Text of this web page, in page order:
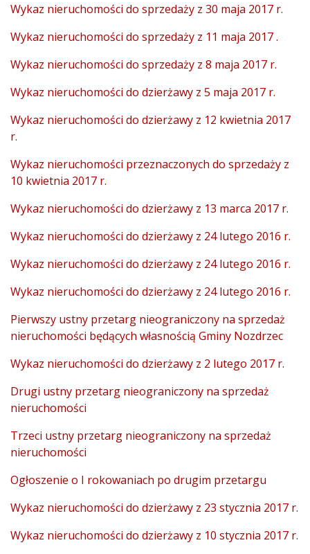
Wykaz nieruchomości do sprzedaży z 30 maja 2017 r.
Wykaz nieruchomości do sprzedaży z 11 maja 2017 .
Wykaz nieruchomości do sprzedaży z 8 maja 2017 r.
Wykaz nieruchomości do dzierżawy z 5 maja 2017 r.
Wykaz nieruchomości do dzierżawy z 12 kwietnia 2017
r.
Wykaz nieruchomości przeznaczonych do sprzedaży z
10 kwietnia 2017 r.
Wykaz nieruchomości do dzierżawy z 13 marca 2017 r.
Wykaz nieruchomości do dzierżawy z 24 lutego 2016 r.
Wykaz nieruchomości do dzierżawy z 24 lutego 2016 r.
Wykaz nieruchomości do dzierżawy z 24 lutego 2016 r.
Pierwszy ustny przetarg nieograniczony na sprzedaż
nieruchomości będących własnością Gminy Nozdrzec
Wykaz nieruchomości do dzierżawy z 2 lutego 2017 r.
Drugi ustny przetarg nieograniczony na sprzedaż
nieruchomości
Trzeci ustny przetarg nieograniczony na sprzedaż
nieruchomości
Ogłoszenie o I rokowaniach po drugim przetargu
Wykaz nieruchomości do dzierżawy z 23 stycznia 2017 r.
Wykaz nieruchomości do dzierżawy z 10 stycznia 2017 r.